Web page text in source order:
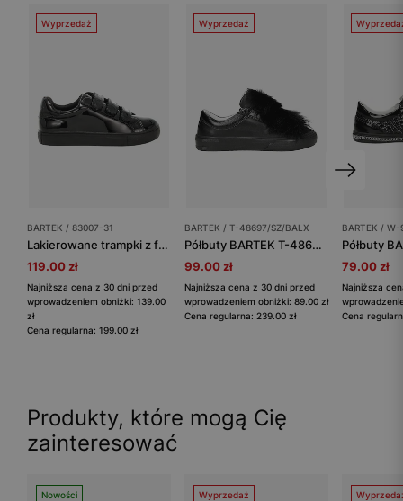
Wyprzedaż
BARTEK / 83007-31
Lakierowane trampki z falowanym wykończeniem na zapięciach BARTEK 83007-31
119.00 zł
Najniższa cena z 30 dni przed
wprowadzeniem obniżki: 139.00
zł
Cena regularna: 199.00 zł
Wyprzedaż
BARTEK / T-48697/SZ/BALX
Półbuty BARTEK T-48697/SZ/BALX, dla dziewcząt, czarny
99.00 zł
Najniższa cena z 30 dni przed
wprowadzeniem obniżki: 89.00 zł
Cena regularna: 239.00 zł
BARTEK /
79.00 zł
Najniższa
Cena
Produkty, które mogą Cię
zainteresować
Nowości Wyprzedaż